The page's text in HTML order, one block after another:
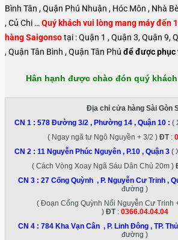
Bình Tân , Quận Phú Nhuận , Hóc Môn , Nhà
, Củ Chi …Quý khách vui lòng mang máy đến
hàng Saigonsotại : Quận 1 , Quận 3, Quận 9,
, Quận Tân Bình , Quận Tân Phú để được phục
Hân hạnh được chào đón quý khách
Địa chỉ cửa hàng Sài Gòn
CN 1 : 578 Đường 3/2 , Phường 14 , Quận 10: (
( Ngay ngã tư Ngô Nguyền + 3/2 ) ĐT:
CN 2 : 11 Nguyễn Phúc Nguyên , P.10 , Quận 3 (
( Cách Vòng Xoay Ngã Sáu Dân Chủ 20m )
CN 3 : 27 Cống Quỳnh , P. Nguyễn Cư Trinh ,
đường )
( Đoạn Cống Quỳnh Nối Nguyễn Cư Trinh
) ĐT: 0366.04.04.04
CN 4 : 784 Kha Vạn Cân , P. Linh Đông , TP.
đường )